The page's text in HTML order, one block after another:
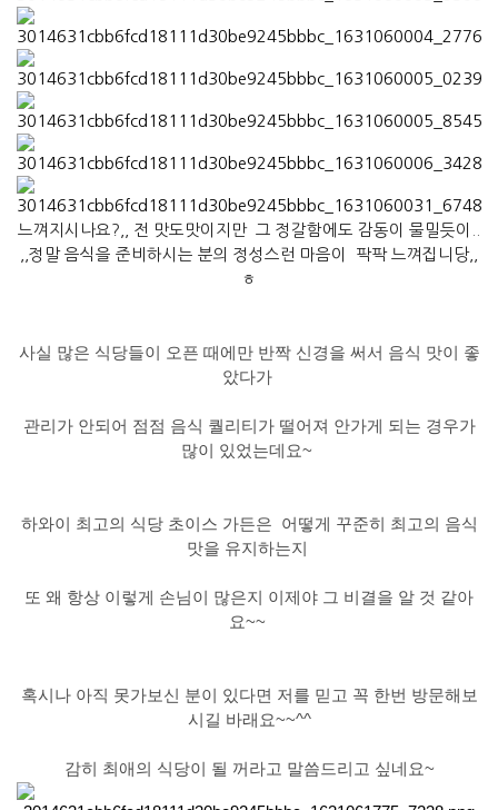
느껴지시나요?,, 전 맛도맛이지만 그 정갈함에도 감동이 물밀듯이..
,,정말 음식을 준비하시는 분의 정성스런 마음이 팍팍 느껴집니당,,
ㅎ
사실 많은 식당들이 오픈 때에만 반짝 신경을 써서 음식 맛이 좋
았다가
관리가 안되어 점점 음식 퀄리티가 떨어져 안가게 되는 경우가
많이 있었는데요~
하와이 최고의 식당 초이스 가든은 어떻게 꾸준히 최고의 음식
맛을 유지하는지
또 왜 항상 이렇게 손님이 많은지 이제야 그 비결을 알 것 같아
요~~
혹시나 아직 못가보신 분이 있다면 저를 믿고 꼭 한번 방문해보
시길 바래요~~^^
감히 최애의 식당이 될 꺼라고 말씀드리고 싶네요~